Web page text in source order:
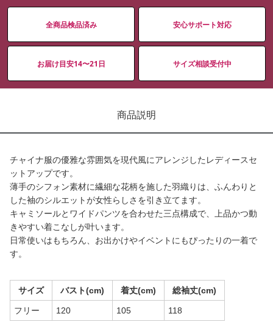
全商品検品済み 安心サポート対応
お届け目安14〜21日 サイズ相談受付中
商品説明
チャイナ服の優雅な雰囲気を現代風にアレンジしたレディースセ
ットアップです。
薄手のシフォン素材に繊細な花柄を施した羽織りは、ふんわりと
した袖のシルエットが女性らしさを引き立てます。
キャミソールとワイドパンツを合わせた三点構成で、上品かつ動
きやすい着こなしが叶います。
日常使いはもちろん、お出かけやイベントにもぴったりの一着で
す。
サイズ バスト(cm) 着丈(cm) 総袖丈(cm)
フリー 120 105 118